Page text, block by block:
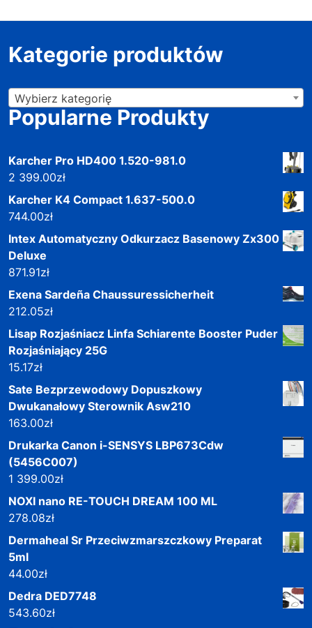
Kategorie produktów
Wybierz kategorię
Popularne Produkty
Karcher Pro HD400 1.520-981.0
2 399.00zł
Karcher K4 Compact 1.637-500.0
744.00zł
Intex Automatyczny Odkurzacz Basenowy Zx300
Deluxe
871.91zł
Exena Sardeña Chaussuressicherheit
212.05zł
Lisap Rozjaśniacz Linfa Schiarente Booster Puder
Rozjaśniający 25G
15.17zł
Sate Bezprzewodowy Dopuszkowy
Dwukanałowy Sterownik Asw210
163.00zł
Drukarka Canon i-SENSYS LBP673Cdw
(5456C007)
1 399.00zł
NOXI nano RE-TOUCH DREAM 100 ML
278.08zł
Dermaheal Sr Przeciwzmarszczkowy Preparat
5ml
44.00zł
Dedra DED7748
543.60zł